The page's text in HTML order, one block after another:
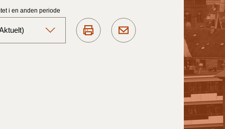
i en anden periode